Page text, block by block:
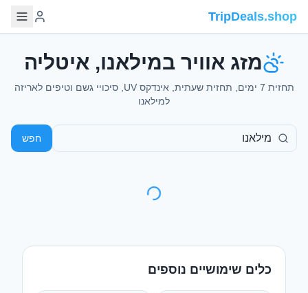
TripDeals.shop
מזג אוויר במילאנו, איטליה
תחזית 7 ימים, תחזית שעתית, אינדקס UV, סיכויי גשם וטיפים לאריזה
למילאנו
חפש
כלים שימושיים נוספים
מי צריך ויזה ואיך
טיסות זולות מישראל